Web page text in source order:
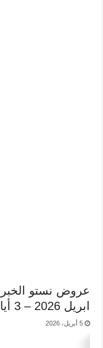
ابريل 2026 – 3 أيام كبرى
5 أبريل، 2026